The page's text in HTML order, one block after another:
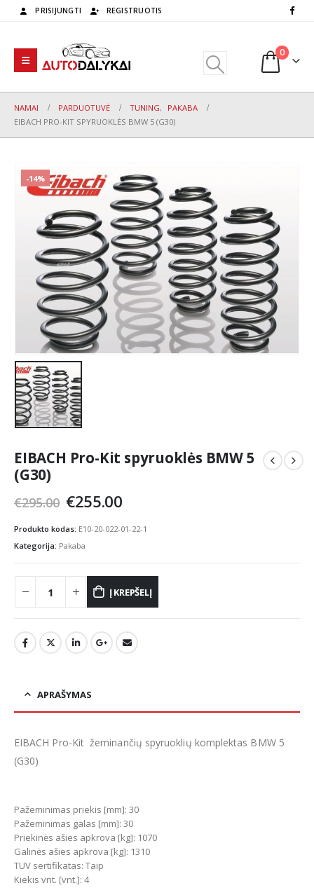
PRISIJUNGTI REGISTRUOTIS
0
NAMAI PARDUOTUVĖ TUNING,
PAKABA
EIBACH PRO-KIT SPYRUOKLĖS BMW 5 (G30)
-14%
EIBACH Pro-Kit spyruoklės BMW 5
(G30)
€295.00 Original
was:
€295.00.
€255.00Current
is:
Produkto kodas: E10-20-022-01-22-1
Kategorija: Pakaba
Į KREPŠELĮ
APRAŠYMAS
EIBACH Pro-Kit žeminančių spyruoklių komplektas BMW 5
(G30)
Pažeminimas priekis [mm]: 30
Pažeminimas galas [mm]: 30
Priekinės ašies apkrova [kg]: 1070
Galinės ašies apkrova [kg]: 1310
TUV sertifikatas: Taip
Kiekis vnt. [vnt.]: 4